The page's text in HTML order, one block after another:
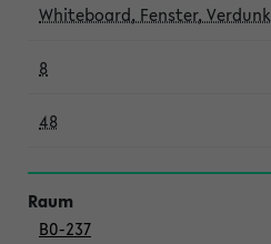
Whiteboard, Fenster,
8
48
B0-237